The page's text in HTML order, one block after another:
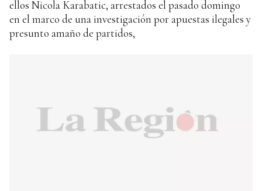
ellos Nicola Karabatic, arrestados el pasado domingo
en el marco de una investigación por apuestas ilegales y
presunto amaño de partidos,